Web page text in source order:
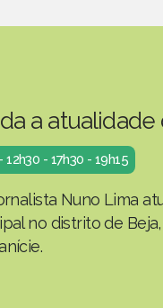
a
- 17h30 - 19h15
Nuno Lima
no distrito de